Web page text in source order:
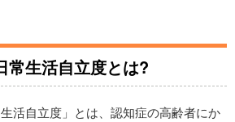
常生活自立度とは?
活自立度」とは、認知症の高齢者にか